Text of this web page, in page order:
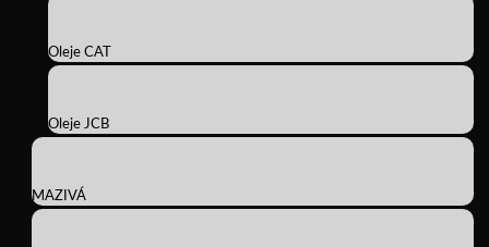
Oleje CAT
Oleje JCB
MAZIVÁ